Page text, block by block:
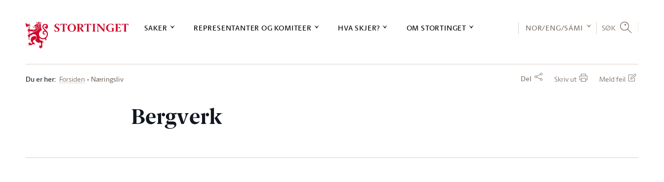
SAKER REPRESENTANTER OG KOMITEER HVA SKJER? OM STORTINGET NOR/ENG/SÁMI SØK
Du er her: Forsiden Næringsliv Del Skriv ut Meld feil
Bergverk